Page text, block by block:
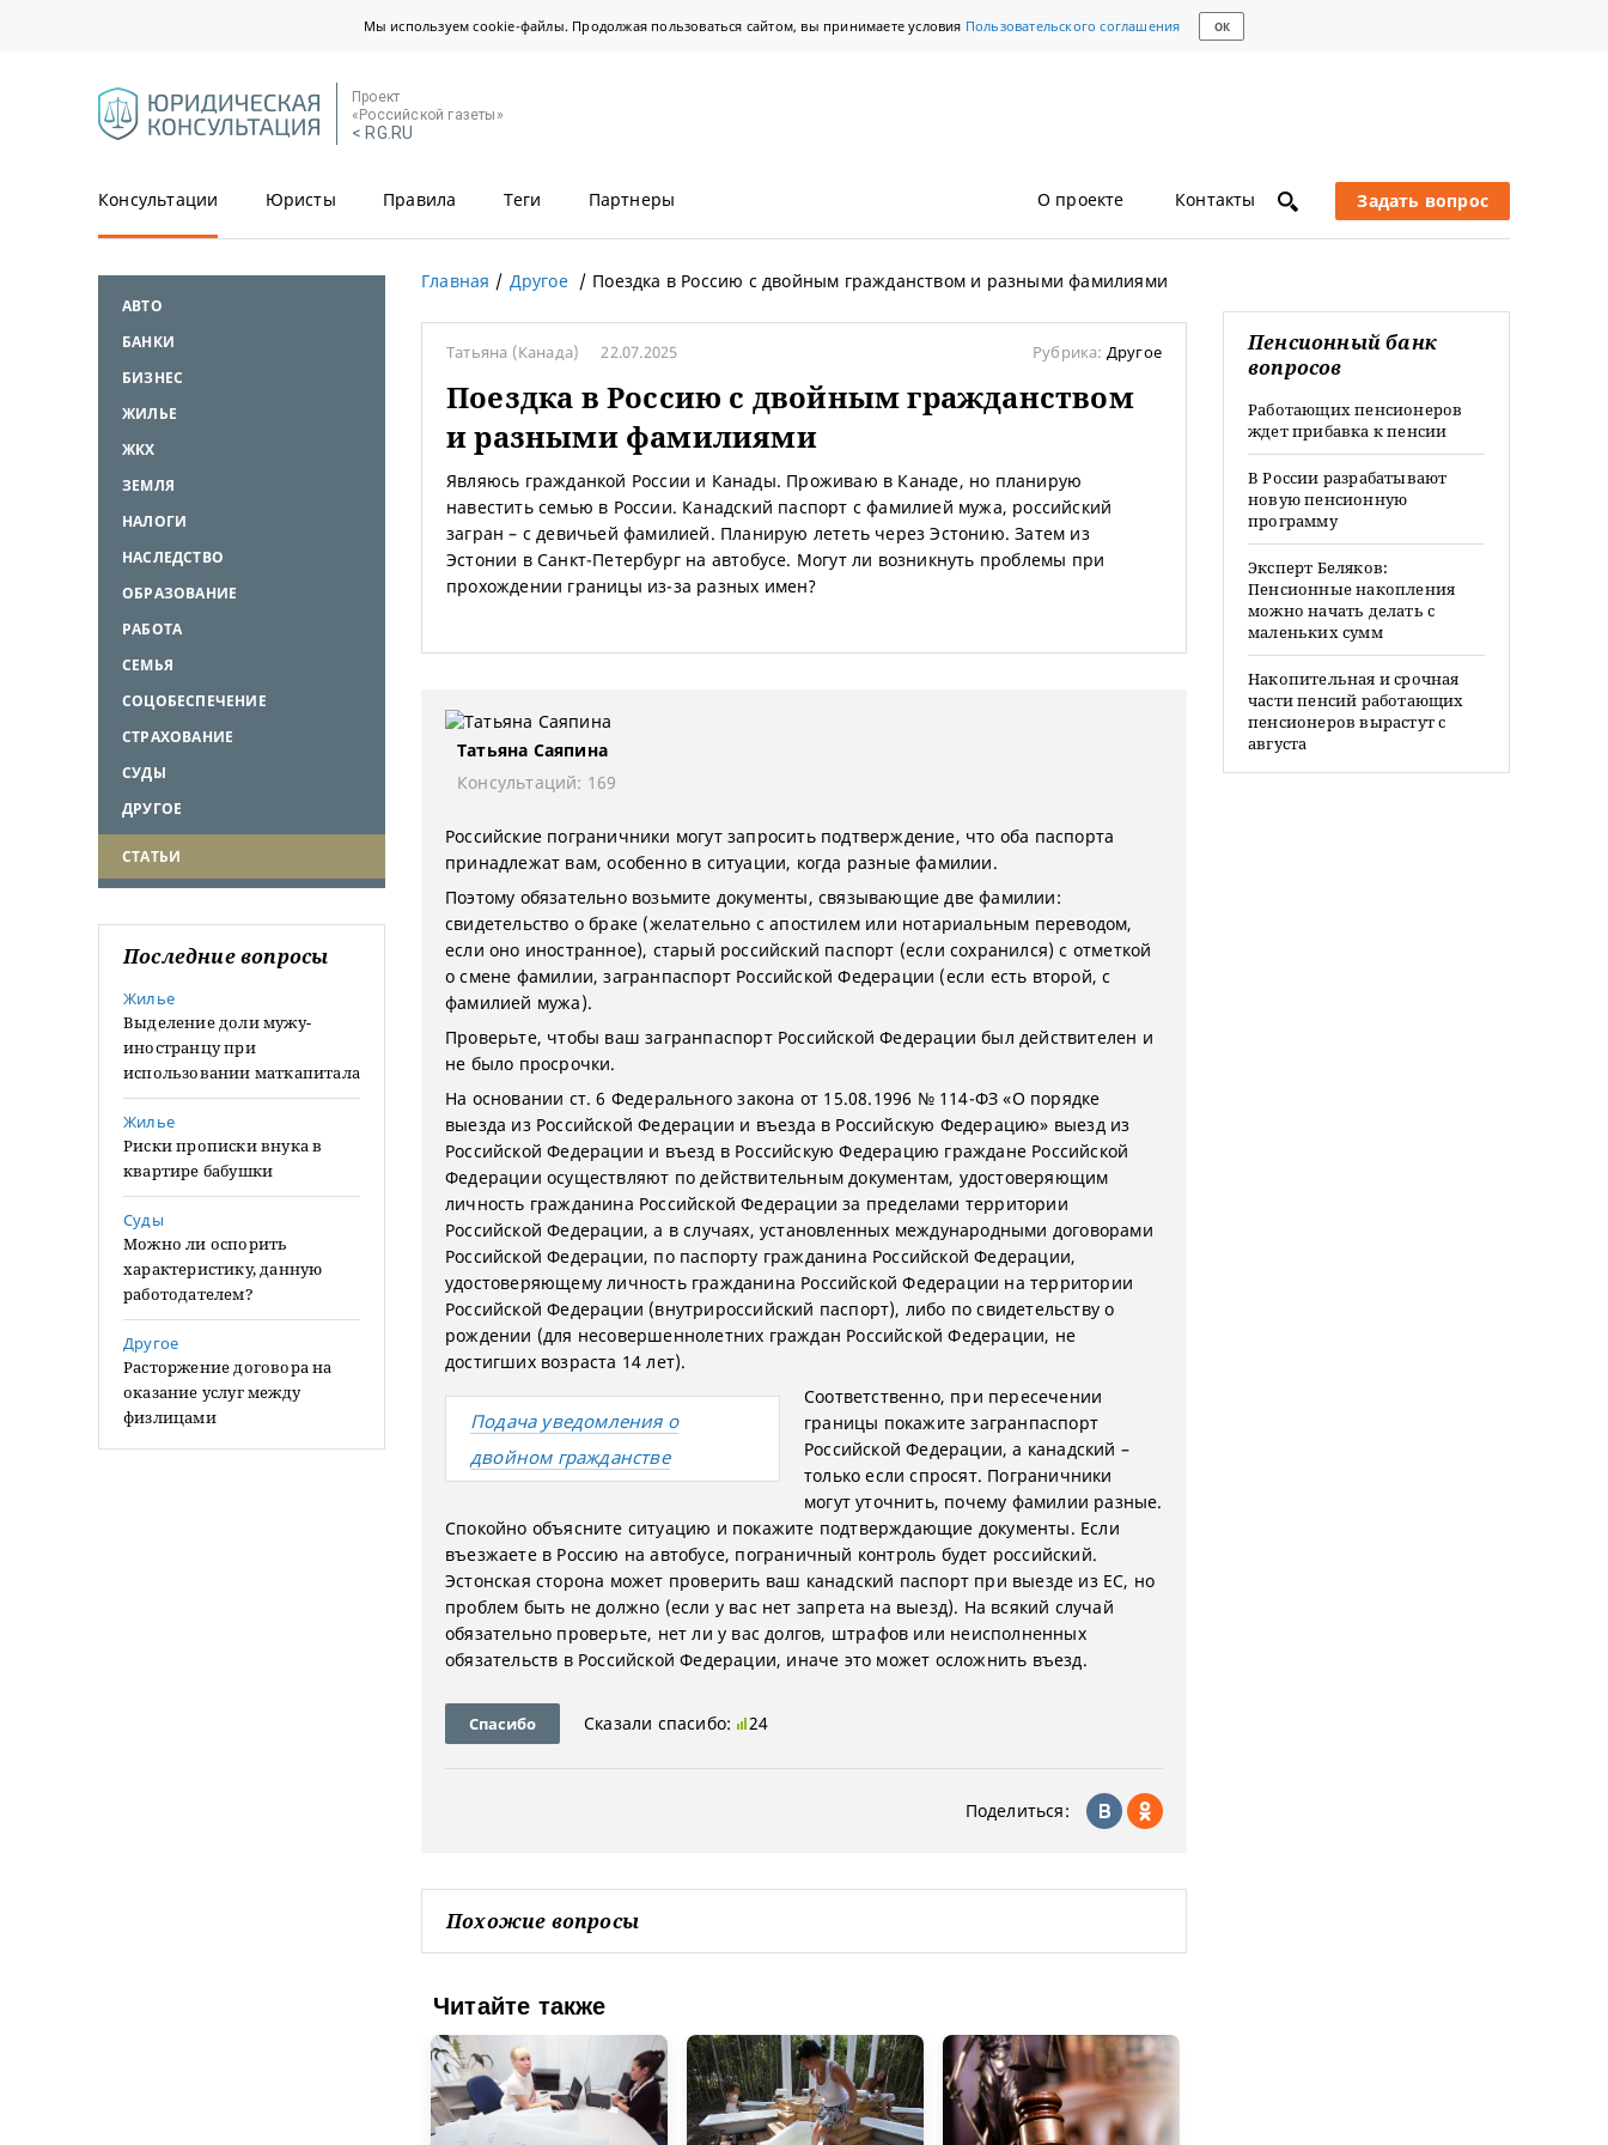
Мы используем cookie-файлы. Продолжая пользоваться сайтом, вы принимаете условия Пользовательского соглашения ОК
Проект
«Российской газеты»
< RG.RU
Консультации Юристы Правила Теги Партнеры О проекте Контакты Задать вопрос
АВТО
БАНКИ
БИЗНЕС
ЖИЛЬЕ
ЖКХ
ЗЕМЛЯ
НАЛОГИ
НАСЛЕДСТВО
ОБРАЗОВАНИЕ
РАБОТА
СЕМЬЯ
СОЦОБЕСПЕЧЕНИЕ
СТРАХОВАНИЕ
СУДЫ
ДРУГОЕ
СТАТЬИ
Последние вопросы
Жилье
Выделение доли мужу-
иностранцу при
использовании маткапитала
Жилье
Риски прописки внука в
квартире бабушки
Суды
Можно ли оспорить
характеристику, данную
работодателем?
Другое
Расторжение договора на
оказание услуг между
физлицами
Главная Другое Поездка в Россию с двойным гражданством и разными фамилиями
Татьяна (Канада) 22.07.2025 Рубрика: Другое
Поездка в Россию с двойным гражданством
и разными фамилиями
Являюсь гражданкой России и Канады. Проживаю в Канаде, но планирую
навестить семью в России. Канадский паспорт с фамилией мужа, российский
загран – с девичьей фамилией. Планирую лететь через Эстонию. Затем из
Эстонии в Санкт-Петербург на автобусе. Могут ли возникнуть проблемы при
прохождении границы из-за разных имен?
Татьяна Саяпина
Консультаций: 169
Российские пограничники могут запросить подтверждение, что оба паспорта
принадлежат вам, особенно в ситуации, когда разные фамилии.
Поэтому обязательно возьмите документы, связывающие две фамилии:
свидетельство о браке (желательно с апостилем или нотариальным переводом,
если оно иностранное), старый российский паспорт (если сохранился) с отметкой
о смене фамилии, загранпаспорт Российской Федерации (если есть второй, с
фамилией мужа).
Проверьте, чтобы ваш загранпаспорт Российской Федерации был действителен и
не было просрочки.
На основании ст. 6 Федерального закона от 15.08.1996 № 114-ФЗ «О порядке
выезда из Российской Федерации и въезда в Российскую Федерацию» выезд из
Российской Федерации и въезд в Российскую Федерацию граждане Российской
Федерации осуществляют по действительным документам, удостоверяющим
личность гражданина Российской Федерации за пределами территории
Российской Федерации, а в случаях, установленных международными договорами
Российской Федерации, по паспорту гражданина Российской Федерации,
удостоверяющему личность гражданина Российской Федерации на территории
Российской Федерации (внутрироссийский паспорт), либо по свидетельству о
рождении (для несовершеннолетних граждан Российской Федерации, не
достигших возраста 14 лет).
Подача уведомления о
двойном гражданстве
Соответственно, при пересечении
границы покажите загранпаспорт
Российской Федерации, а канадский –
только если спросят. Пограничники
могут уточнить, почему фамилии разные.
Спокойно объясните ситуацию и покажите подтверждающие документы. Если
въезжаете в Россию на автобусе, пограничный контроль будет российский.
Эстонская сторона может проверить ваш канадский паспорт при выезде из ЕС, но
проблем быть не должно (если у вас нет запрета на выезд). На всякий случай
обязательно проверьте, нет ли у вас долгов, штрафов или неисполненных
обязательств в Российской Федерации, иначе это может осложнить въезд.
Спасибо Сказали спасибо: 24
Поделиться:
Похожие вопросы
Читайте также
Пенсионный банк
вопросов
Работающих пенсионеров
ждет прибавка к пенсии
В России разрабатывают
новую пенсионную
программу
Эксперт Беляков:
Пенсионные накопления
можно начать делать с
маленьких сумм
Накопительная и срочная
части пенсий работающих
пенсионеров вырастут с
августа